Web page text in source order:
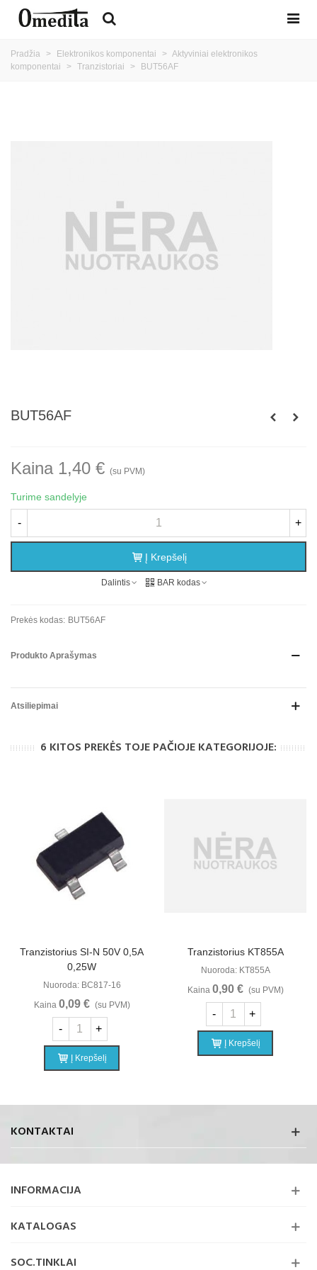
Pradžia > Elektronikos komponentai > Aktyviniai elektronikos
komponentai
> Tranzistoriai > BUT56AF
BUT56AF
Kaina 1,40 € (su PVM)
Turime sandelyje
- +
Į Krepšelį
Dalintis BAR kodas
Prekės kodas: BUT56AF
Produkto Aprašymas
Atsiliepimai
6 KITOS PREKĖS TOJE PAČIOJE KATEGORIJOJE:
Tranzistorius SI-N 50V 0,5A
0,25W
Nuoroda: BC817-16
Kaina 0,09 € (su PVM)
- +
Į Krepšelį
Tranzistorius KT855A
Nuoroda: KT855A
Kaina 0,90 € (su PVM)
- +
Į Krepšelį
KONTAKTAI
INFORMACIJA
KATALOGAS
SOC.TINKLAI